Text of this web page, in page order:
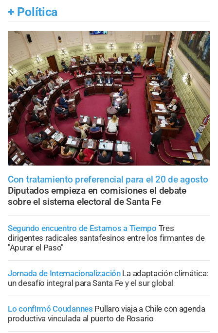
+ Política
Con tratamiento preferencial para el 20 de agosto
Diputados empieza en comisiones el debate
sobre el sistema electoral de Santa Fe
Segundo encuentro de Estamos a Tiempo Tres
dirigentes radicales santafesinos entre los firmantes de
"Apurar el Paso"
Jornada de Internacionalización La adaptación climática:
un desafío integral para Santa Fe y el sur global
Lo confirmó Coudannes Pullaro viaja a Chile con agenda
productiva vinculada al puerto de Rosario